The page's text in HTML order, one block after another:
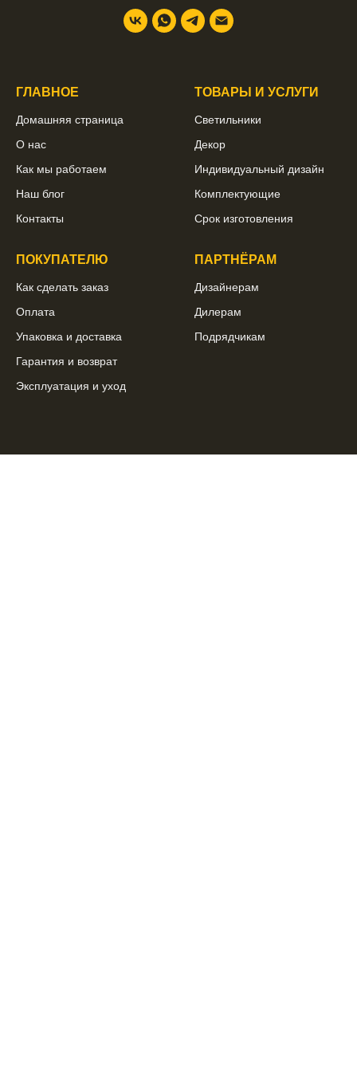
ГЛАВНОЕ
Домашняя страница
О нас
Как мы работаем
Наш блог
Контакты
ТОВАРЫ И УСЛУГИ
Светильники
Декор
Индивидуальный дизайн
Комплектующие
Срок изготовления
ПОКУПАТЕЛЮ
Как сделать заказ
Оплата
Упаковка и доставка
Гарантия и возврат
Эксплуатация и уход
ПАРТНЁРАМ
Дизайнерам
Дилерам
Подрядчикам